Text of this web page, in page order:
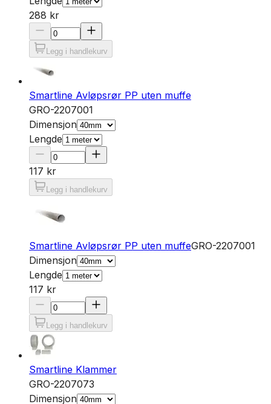
288 kr
Legg i handlekurv
Smartline Avløpsrør PP uten muffe
GRO-2207001
Dimensjon
Lengde
117 kr
Legg i handlekurv
Smartline Avløpsrør PP uten muffeGRO-2207001
Dimensjon
Lengde
117 kr
Legg i handlekurv
Smartline Klammer
GRO-2207073
Dimensjon